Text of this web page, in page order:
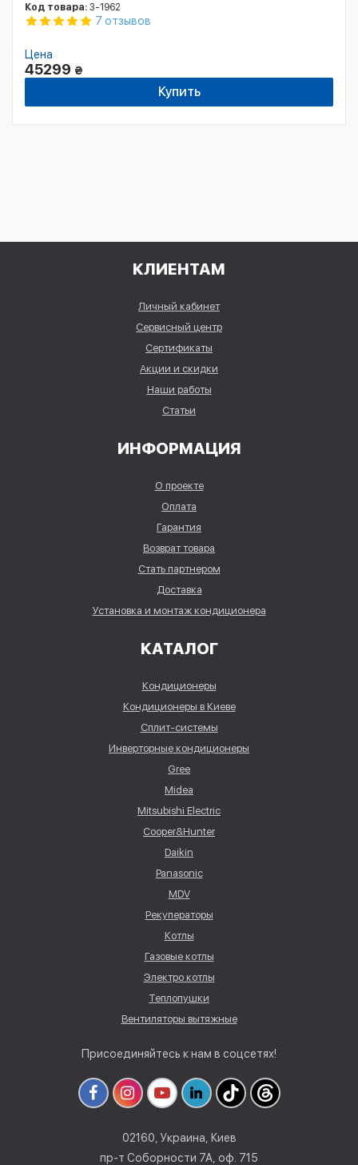
Код товара: 3-1962
7 отзывов
Цена
45299 ₴
Купить
КЛИЕНТАМ
Личный кабинет
Сервисный центр
Сертификаты
Акции и скидки
Наши работы
Статьи
ИНФОРМАЦИЯ
О проекте
Оплата
Гарантия
Возврат товара
Стать партнером
Доставка
Установка и монтаж кондиционера
КАТАЛОГ
Кондиционеры
Кондиционеры в Киеве
Сплит-системы
Инверторные кондиционеры
Gree
Midea
Mitsubishi Electric
Cooper&Hunter
Daikin
Panasonic
MDV
Рекуператоры
Котлы
Газовые котлы
Электро котлы
Теплопушки
Вентиляторы вытяжные
Присоединяйтесь к нам в соцсетях!
02160, Украина, Киев
пр-т Соборности 7А, оф. 715